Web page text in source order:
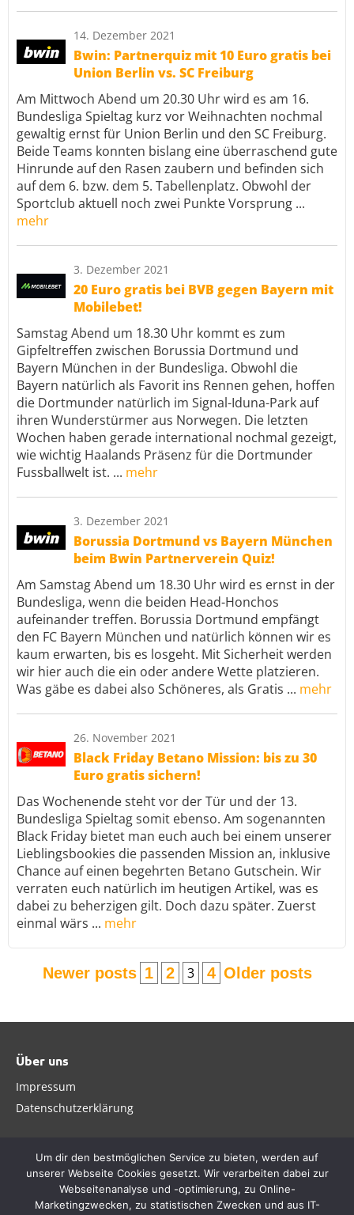
14. Dezember 2021
Bwin: Partnerquiz mit 10 Euro gratis bei
Union Berlin vs. SC Freiburg
Am Mittwoch Abend um 20.30 Uhr wird es am 16.
Bundesliga Spieltag kurz vor Weihnachten nochmal
gewaltig ernst für Union Berlin und den SC Freiburg.
Beide Teams konnten bislang eine überraschend gute
Hinrunde auf den Rasen zaubern und befinden sich
auf dem 6. bzw. dem 5. Tabellenplatz. Obwohl der
Sportclub aktuell noch zwei Punkte Vorsprung ...
mehr
3. Dezember 2021
20 Euro gratis bei BVB gegen Bayern mit
Mobilebet!
Samstag Abend um 18.30 Uhr kommt es zum
Gipfeltreffen zwischen Borussia Dortmund und
Bayern München in der Bundesliga. Obwohl die
Bayern natürlich als Favorit ins Rennen gehen, hoffen
die Dortmunder natürlich im Signal-Iduna-Park auf
ihren Wunderstürmer aus Norwegen. Die letzten
Wochen haben gerade international nochmal gezeigt,
wie wichtig Haalands Präsenz für die Dortmunder
Fussballwelt ist. ... mehr
3. Dezember 2021
Borussia Dortmund vs Bayern München
beim Bwin Partnerverein Quiz!
Am Samstag Abend um 18.30 Uhr wird es ernst in der
Bundesliga, wenn die beiden Head-Honchos
aufeinander treffen. Borussia Dortmund empfängt
den FC Bayern München und natürlich können wir es
kaum erwarten, bis es losgeht. Mit Sicherheit werden
wir hier auch die ein oder andere Wette platzieren.
Was gäbe es dabei also Schöneres, als Gratis ... mehr
26. November 2021
Black Friday Betano Mission: bis zu 30
Euro gratis sichern!
Das Wochenende steht vor der Tür und der 13.
Bundesliga Spieltag somit ebenso. Am sogenannten
Black Friday bietet man euch auch bei einem unserer
Lieblingsbookies die passenden Mission an, inklusive
Chance auf einen begehrten Betano Gutschein. Wir
verraten euch natürlich im heutigen Artikel, was es
dabei zu beherzigen gilt. Doch dazu später. Zuerst
einmal wärs ... mehr
Newer posts 1 2 3 4 Older posts
Über uns
Impressum
Datenschutzerklärung
Um dir den bestmöglichen Service zu bieten, werden auf
unserer Webseite Cookies gesetzt. Wir verarbeiten dabei zur
Webseitenanalyse und -optimierung, zu Online-
Marketingzwecken, zu statistischen Zwecken und aus IT-